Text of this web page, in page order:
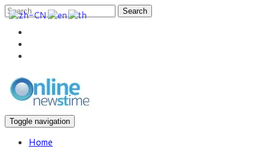
Search
Toggle navigation
Home